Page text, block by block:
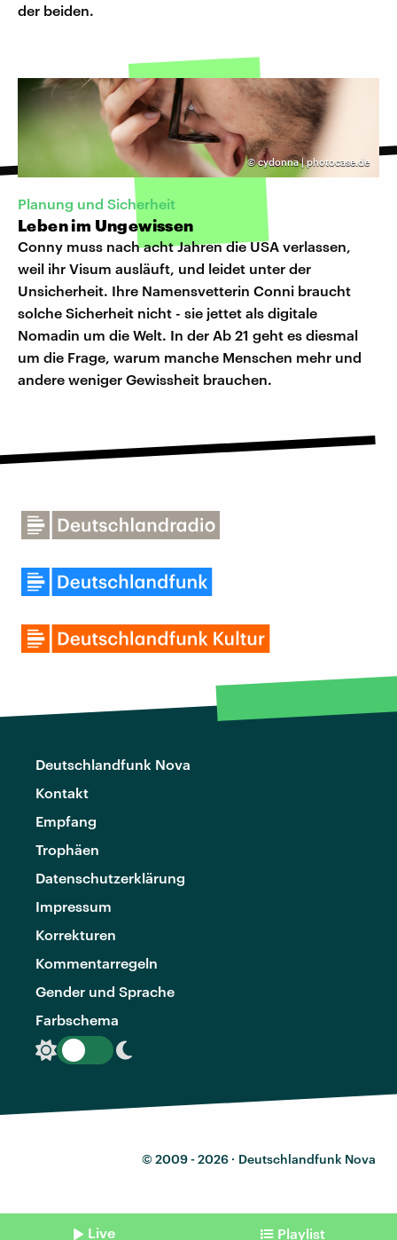
der beiden.
©cydonna | photocase.de
Planung und Sicherheit
Leben im Ungewissen
Conny muss nach acht Jahren die USA verlassen,
weil ihr Visum ausläuft, und leidet unter der
Unsicherheit. Ihre Namensvetterin Conni braucht
solche Sicherheit nicht - sie jettet als digitale
Nomadin um die Welt. In der Ab 21 geht es diesmal
um die Frage, warum manche Menschen mehr und
andere weniger Gewissheit brauchen.
Deutschlandfunk Nova
Kontakt
Empfang
Trophäen
Datenschutzerklärung
Impressum
Korrekturen
Kommentarregeln
Gender und Sprache
Farbschema
© 2009 - 2026 · Deutschlandfunk Nova
Live Playlist